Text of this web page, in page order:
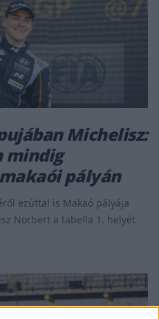
Michelisz:
mindig
pályán
ezúttal is Makaó pályája
Norbert a tabella 1. helyét